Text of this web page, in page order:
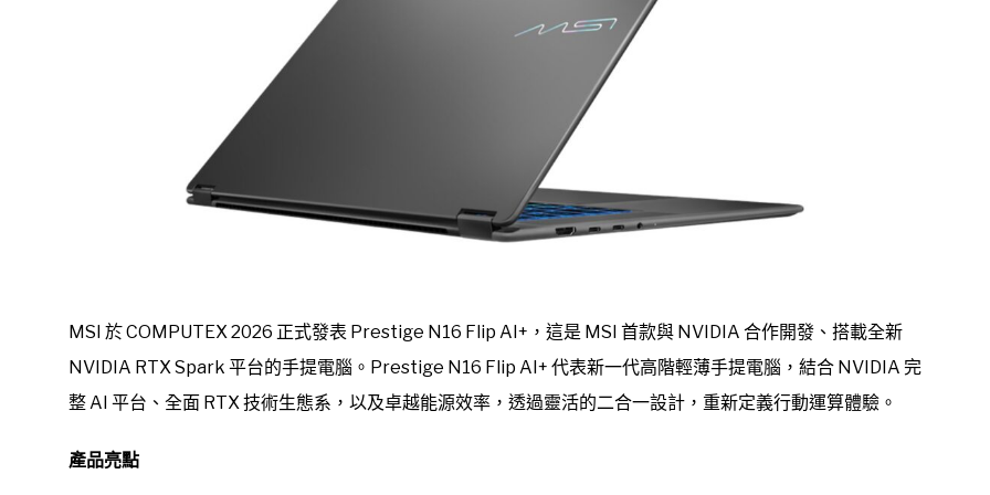
MSI 於 COMPUTEX 2026 正式發表 Prestige N16 Flip AI+，這是 MSI 首款與 NVIDIA 合作開發、搭載全新
NVIDIA RTX Spark 平台的手提電腦。Prestige N16 Flip AI+ 代表新一代高階輕薄手提電腦，結合 NVIDIA 完
整 AI 平台、全面 RTX 技術生態系，以及卓越能源效率，透過靈活的二合一設計，重新定義行動運算體驗。
產品亮點